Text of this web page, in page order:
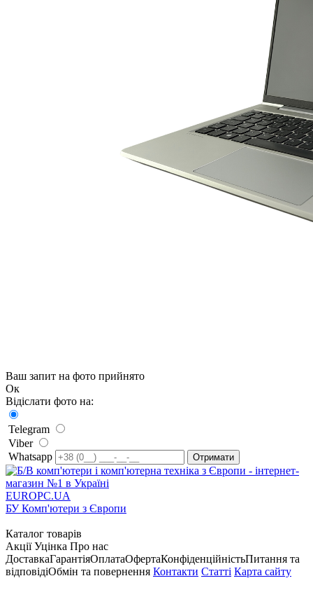
Ваш запит на фото прийнято
Ок
Відіслати фото на:
Telegram
Viber
Whatsapp
EUROPC.UA
БУ Комп'ютери з Європи
Каталог товарів
Акції Уцінка Про нас
ДоставкаГарантіяОплатаОфертаКонфіденційністьПитання та
відповідіОбмін та повернення Контакти Статті Карта сайту